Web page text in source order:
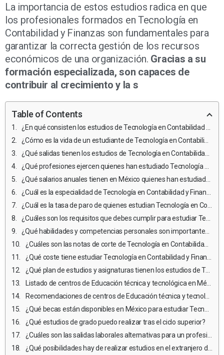
La importancia de estos estudios radica en que
los profesionales formados en Tecnología en
Contabilidad y Finanzas son fundamentales para
garantizar la correcta gestión de los recursos
económicos de una organización. Gracias a su
formación especializada, son capaces de
contribuir al crecimiento y la s
Table of Contents
¿En qué consisten los estudios de Tecnología en Contabilidad y Finanzas?
¿Cómo es la vida de un estudiante de Tecnología en Contabilidad y Finanzas y qué retos enfrentan?
¿Qué salidas tienen los estudios de Tecnología en Contabilidad y Finanzas?
¿Qué profesiones ejercen quienes han estudiado Tecnología en Contabilidad y Finanzas?
¿Qué salarios anuales tienen en México quienes han estudiado Tecnología en Contabilidad y Finanzas?
¿Cuál es la especialidad de Tecnología en Contabilidad y Finanzas mejor pagada?
¿Cuál es la tasa de paro de quienes estudian Tecnología en Contabilidad y Finanzas?
¿Cuáles son los requisitos que debes cumplir para estudiar Tecnología en Contabilidad y Finanzas en México?
¿Qué habilidades y competencias personales son importantes para estudiar y ejercer Tecnología en Contabilidad y Finanzas?
¿Cuáles son las notas de corte de Tecnología en Contabilidad y Finanzas en México?
¿Qué coste tiene estudiar Tecnología en Contabilidad y Finanzas?
¿Qué plan de estudios y asignaturas tienen los estudios de Tecnología en Contabilidad y Finanzas en México?
Listado de centros de Educación técnica y tecnológica en México en donde estudiar Tecnología en Contabilidad y Finanzas
Recomendaciones de centros de Educación técnica y tecnológica para estudiar Tecnología en Contabilidad y Finanzas
¿Qué becas están disponibles en México para estudiar Tecnología en Contabilidad y Finanzas?
¿Qué estudios de grado puedo realizar tras el ciclo superior?
¿Cuáles son las salidas laborales alternativas para un profesional de Tecnología en Contabilidad y Finanzas que no desea ejercer?
¿Qué posibilidades hay de realizar estudios en el extranjero durante los estudios de Tecnología en Contabilidad y Finanzas?